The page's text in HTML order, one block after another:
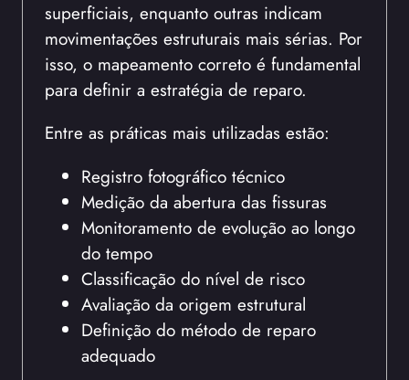
superficiais, enquanto outras indicam
movimentações estruturais mais sérias. Por
isso, o mapeamento correto é fundamental
para definir a estratégia de reparo.
Entre as práticas mais utilizadas estão:
Registro fotográfico técnico
Medição da abertura das fissuras
Monitoramento de evolução ao longo
do tempo
Classificação do nível de risco
Avaliação da origem estrutural
Definição do método de reparo
adequado